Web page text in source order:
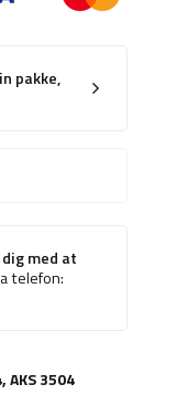
pakke,
med at
telefon:
,AKS 3504